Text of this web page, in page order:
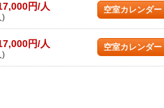
円/人
)
空室カレンダー
円/人
)
空室カレンダー